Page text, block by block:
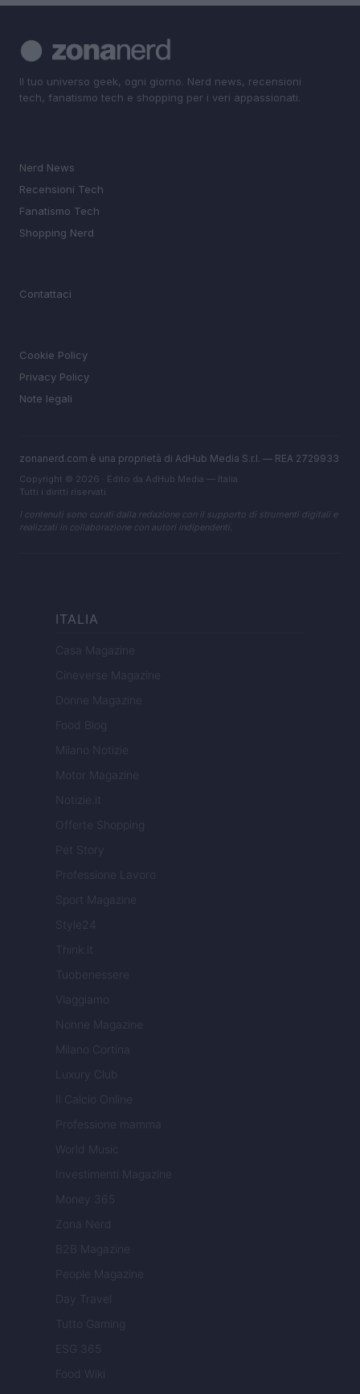
Il tuo universo geek, ogni giorno. Nerd news, recensioni
tech, fanatismo tech e shopping per i veri appassionati.
Nerd News
Recensioni Tech
Fanatismo Tech
Shopping Nerd
Contattaci
Cookie Policy
Privacy Policy
Note legali
zonanerd.com è una proprietà di AdHub Media S.r.l. — REA 2729933
Copyright © 2026 · Edito da AdHub Media — Italia
Tutti i diritti riservati
I contenuti sono curati dalla redazione con il supporto di strumenti digitali e
realizzati in collaborazione con autori indipendenti.
ITALIA
Casa Magazine
Cineverse Magazine
Donne Magazine
Food Blog
Milano Notizie
Motor Magazine
Notizie.it
Offerte Shopping
Pet Story
Professione Lavoro
Sport Magazine
Style24
Think.it
Tuobenessere
Viaggiamo
Nonne Magazine
Milano Cortina
Luxury Club
Il Calcio Online
Professione mamma
World Music
Investimenti Magazine
Money 365
Zona Nerd
B2B Magazine
People Magazine
Day Travel
Tutto Gaming
ESG 365
Food Wiki